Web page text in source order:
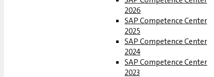
2026
SAP Competence Center
2025
SAP Competence Center
2024
SAP Competence Center
2023